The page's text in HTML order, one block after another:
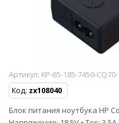
Артикул: KP-65-185-7450-
Код: zx108040
Блок питания ноутбука HP